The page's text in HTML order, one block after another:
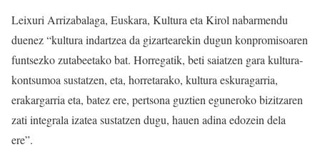
Leixuri Arrizabalaga, Euskara, Kultura eta Kirol nabarmendu
duenez “kultura indartzea da gizartearekin dugun konpromisoaren
funtsezko zutabeetako bat. Horregatik, beti saiatzen gara kultura-
kontsumoa sustatzen, eta, horretarako, kultura eskuragarria,
erakargarria eta, batez ere, pertsona guztien eguneroko bizitzaren
zati integrala izatea sustatzen dugu, hauen adina edozein dela
ere”.